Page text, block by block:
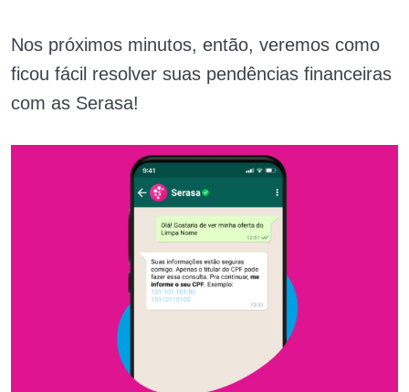
Nos próximos minutos, então, veremos como
ficou fácil resolver suas pendências financeiras
com as Serasa!